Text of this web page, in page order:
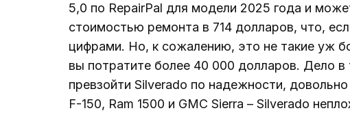
5,0 по RepairPal для модели 2025 года и
стоимостью ремонта в 714 долларов, что,
цифрами. Но, к сожалению, это не такие уж
вы потратите более 40 000 долларов. Дело
превзойти Silverado по надежности,
F-150, Ram 1500 и GMC Sierra – Silverado